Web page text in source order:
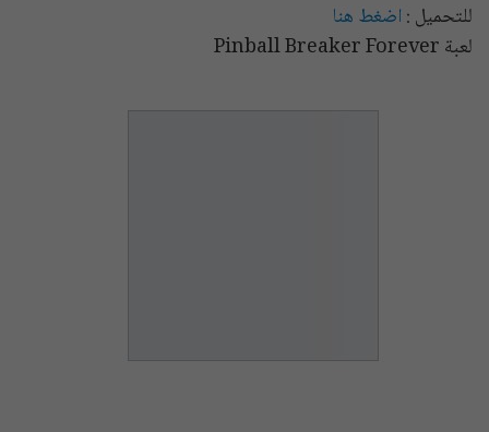
للتحميل : اضغط هنا
لعبة Pinball Breaker Forever